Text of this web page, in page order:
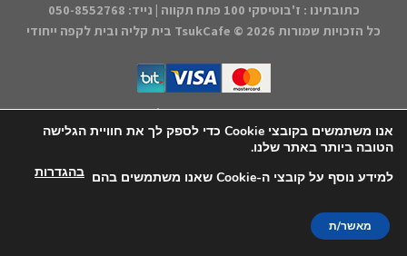
כתובתינו : ז'בוטיסקי 100 פתח תקווה | נייד: 050-8552768
כל הזכויות שמורות 2026 ©
TsukCafe בית קליה ובית לקפה ייחודי
דף הבית התחברות/הרשמה החנות הקפה שלנו אודותינו
הצהרת נגישות
תקנון האתר
יצירת קשר
עיצוב אחסון ותחזוקה - קובי משיח Msite
אנו משתמשים בקובצי Cookie כדי לספק לך את חוויית הגלישה
הטובה ביותר באתר שלנו.
למידע נוסף על קובצי ה-Cookie שאנו משתמשים בהם
בהגדרות
מאשר/ת